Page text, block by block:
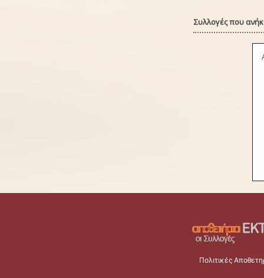
Συλλογές που